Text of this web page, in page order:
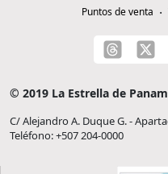
Puntos de venta
© 2019 La Estrella de
C/ Alejandro A. Duque G. -
Teléfono: +507 204-0000